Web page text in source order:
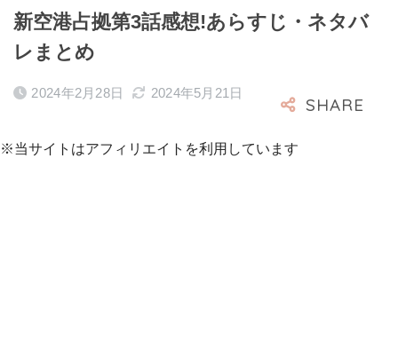
新空港占拠第3話感想!あらすじ・ネタバ
レまとめ
2024年2月28日 2024年5月21日
※当サイトはアフィリエイトを利用しています